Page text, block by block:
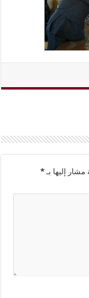
مشار إليها بـ*